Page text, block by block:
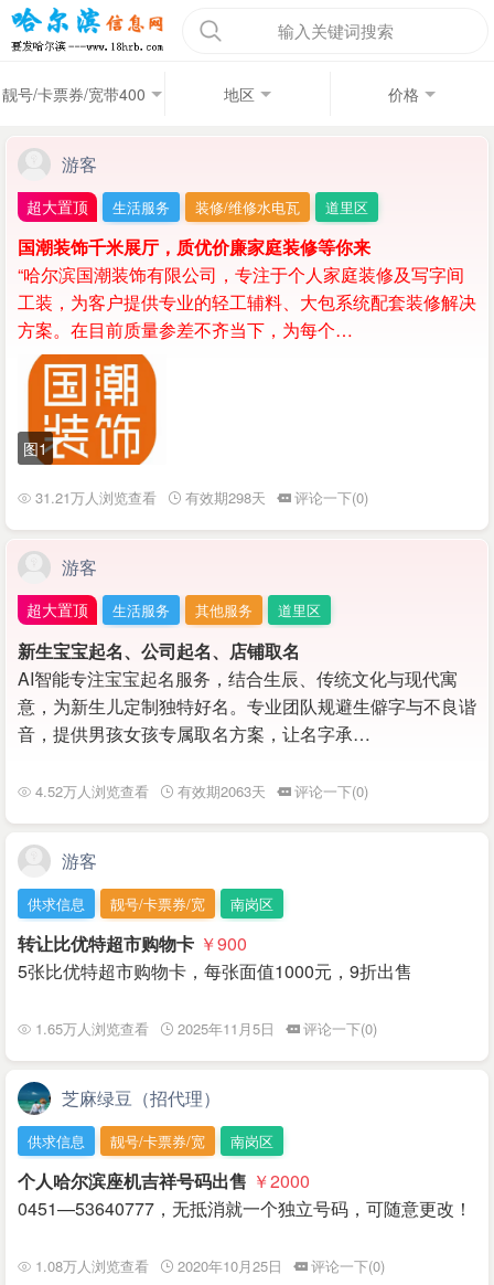
输入关键词搜索
靓号/卡票券/宽带400 地区 价格
游客
超大置顶 生活服务 装修/维修水电瓦 道里区
国潮装饰千米展厅，质优价廉家庭装修等你来
“哈尔滨国潮装饰有限公司，专注于个人家庭装修及写字间
工装，为客户提供专业的轻工辅料、大包系统配套装修解决
方案。在目前质量参差不齐当下，为每个…
图1
31.21万人浏览查看 有效期298天 评论一下(0)
游客
超大置顶 生活服务 其他服务 道里区
新生宝宝起名、公司起名、店铺取名
AI智能专注宝宝起名服务，结合生辰、传统文化与现代寓
意，为新生儿定制独特好名。专业团队规避生僻字与不良谐
音，提供男孩女孩专属取名方案，让名字承…
4.52万人浏览查看 有效期2063天 评论一下(0)
游客
供求信息 靓号/卡票券/宽 南岗区
转让比优特超市购物卡 ￥900
5张比优特超市购物卡，每张面值1000元，9折出售
1.65万人浏览查看 2025年11月5日 评论一下(0)
芝麻绿豆（招代理）
供求信息 靓号/卡票券/宽 南岗区
个人哈尔滨座机吉祥号码出售 ￥2000
0451—53640777，无抵消就一个独立号码，可随意更改！
1.08万人浏览查看 2020年10月25日 评论一下(0)